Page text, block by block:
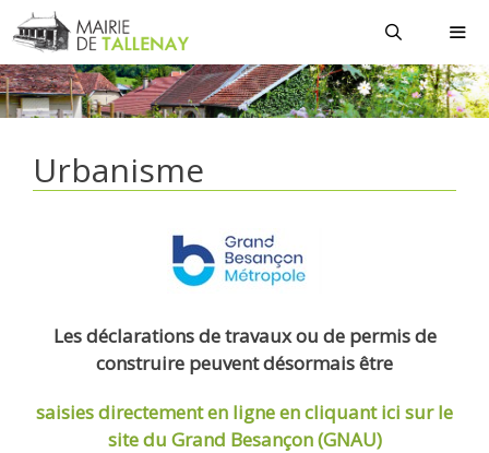
Aller
au
contenu
Urbanisme
Les déclarations de travaux ou de permis de
construire peuvent désormais être
saisies directement en ligneen cliquant ici sur le
site du Grand Besançon (GNAU)